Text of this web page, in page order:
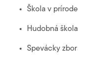
Škola v prírode
Hudobná škola
Spevácky zbor